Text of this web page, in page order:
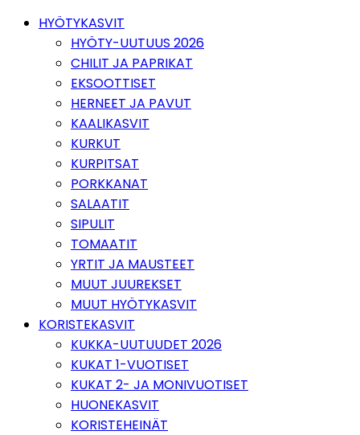
HYÖTYKASVIT
HYÖTY-UUTUUS 2026
CHILIT JA PAPRIKAT
EKSOOTTISET
HERNEET JA PAVUT
KAALIKASVIT
KURKUT
KURPITSAT
PORKKANAT
SALAATIT
SIPULIT
TOMAATIT
YRTIT JA MAUSTEET
MUUT JUUREKSET
MUUT HYÖTYKASVIT
KORISTEKASVIT
KUKKA-UUTUUDET 2026
KUKAT 1-VUOTISET
KUKAT 2- JA MONIVUOTISET
HUONEKASVIT
KORISTEHEINÄT